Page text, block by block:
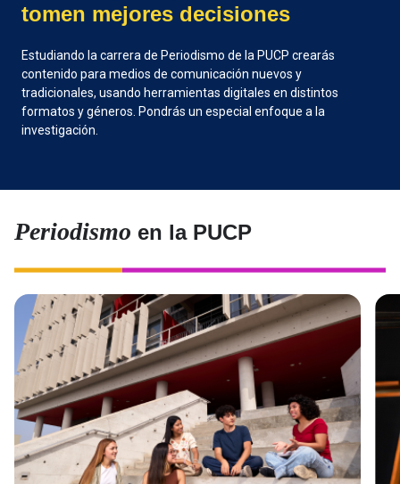
tomen mejores decisiones
Estudiando la carrera de Periodismo de la PUCP crearás
contenido para medios de comunicación nuevos y
tradicionales, usando herramientas digitales en distintos
formatos y géneros. Pondrás un especial enfoque a la
investigación.
Periodismo en la PUCP